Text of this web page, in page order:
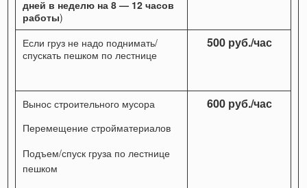
дней в неделю на 8 — 12 часов
работы)
Если груз не надо поднимать/
спускать пешком по лестнице
500 руб./час
Вынос строительного мусора
Перемещение стройматериалов
Подъем/спуск груза по лестнице
пешком
600 руб./час